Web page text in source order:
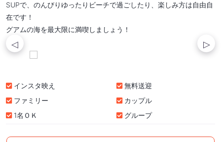
SUPで、のんびりゆったりビーチで過ごしたり、楽しみ方は自由自
在です！
グアムの海を最大限に満喫しましょう！
インスタ映え
無料送迎
ファミリー
カップル
1名ＯＫ
グループ